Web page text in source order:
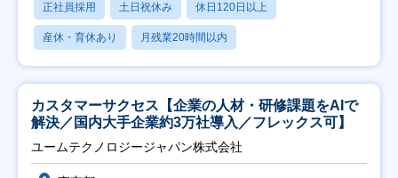
正社員採用 土日祝休み 休日120日以上
産休・育休あり 月残業20時間以内
カスタマーサクセス【企業の人材・研修課題をAIで
解決／国内大手企業約3万社導入／フレックス可】
ユームテクノロジージャパン株式会社